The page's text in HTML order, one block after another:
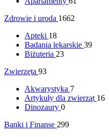
Zdrowie i uroda 1662
Apteki 18
Badania lekarskie 39
Biżuteria 23
Zwierzęta 93
Akwarystyka 7
Artykuły dla zwierząt 16
Dinozaury 0
Banki i Finanse 299